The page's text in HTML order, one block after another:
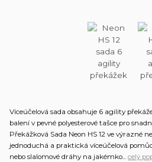
Víceúčelová sada obsahuje 6 agility
balení v pevné polyesterové tašce pro
Překážková Sada Neon HS 12 ve výrazné
jednoduchá a praktická víceúčelová
nebo slalomové dráhy na jakémko... celý